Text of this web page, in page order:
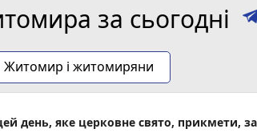
за сьогодні
Житомир і житомиряни
день, яке церковне свято, прикмети,